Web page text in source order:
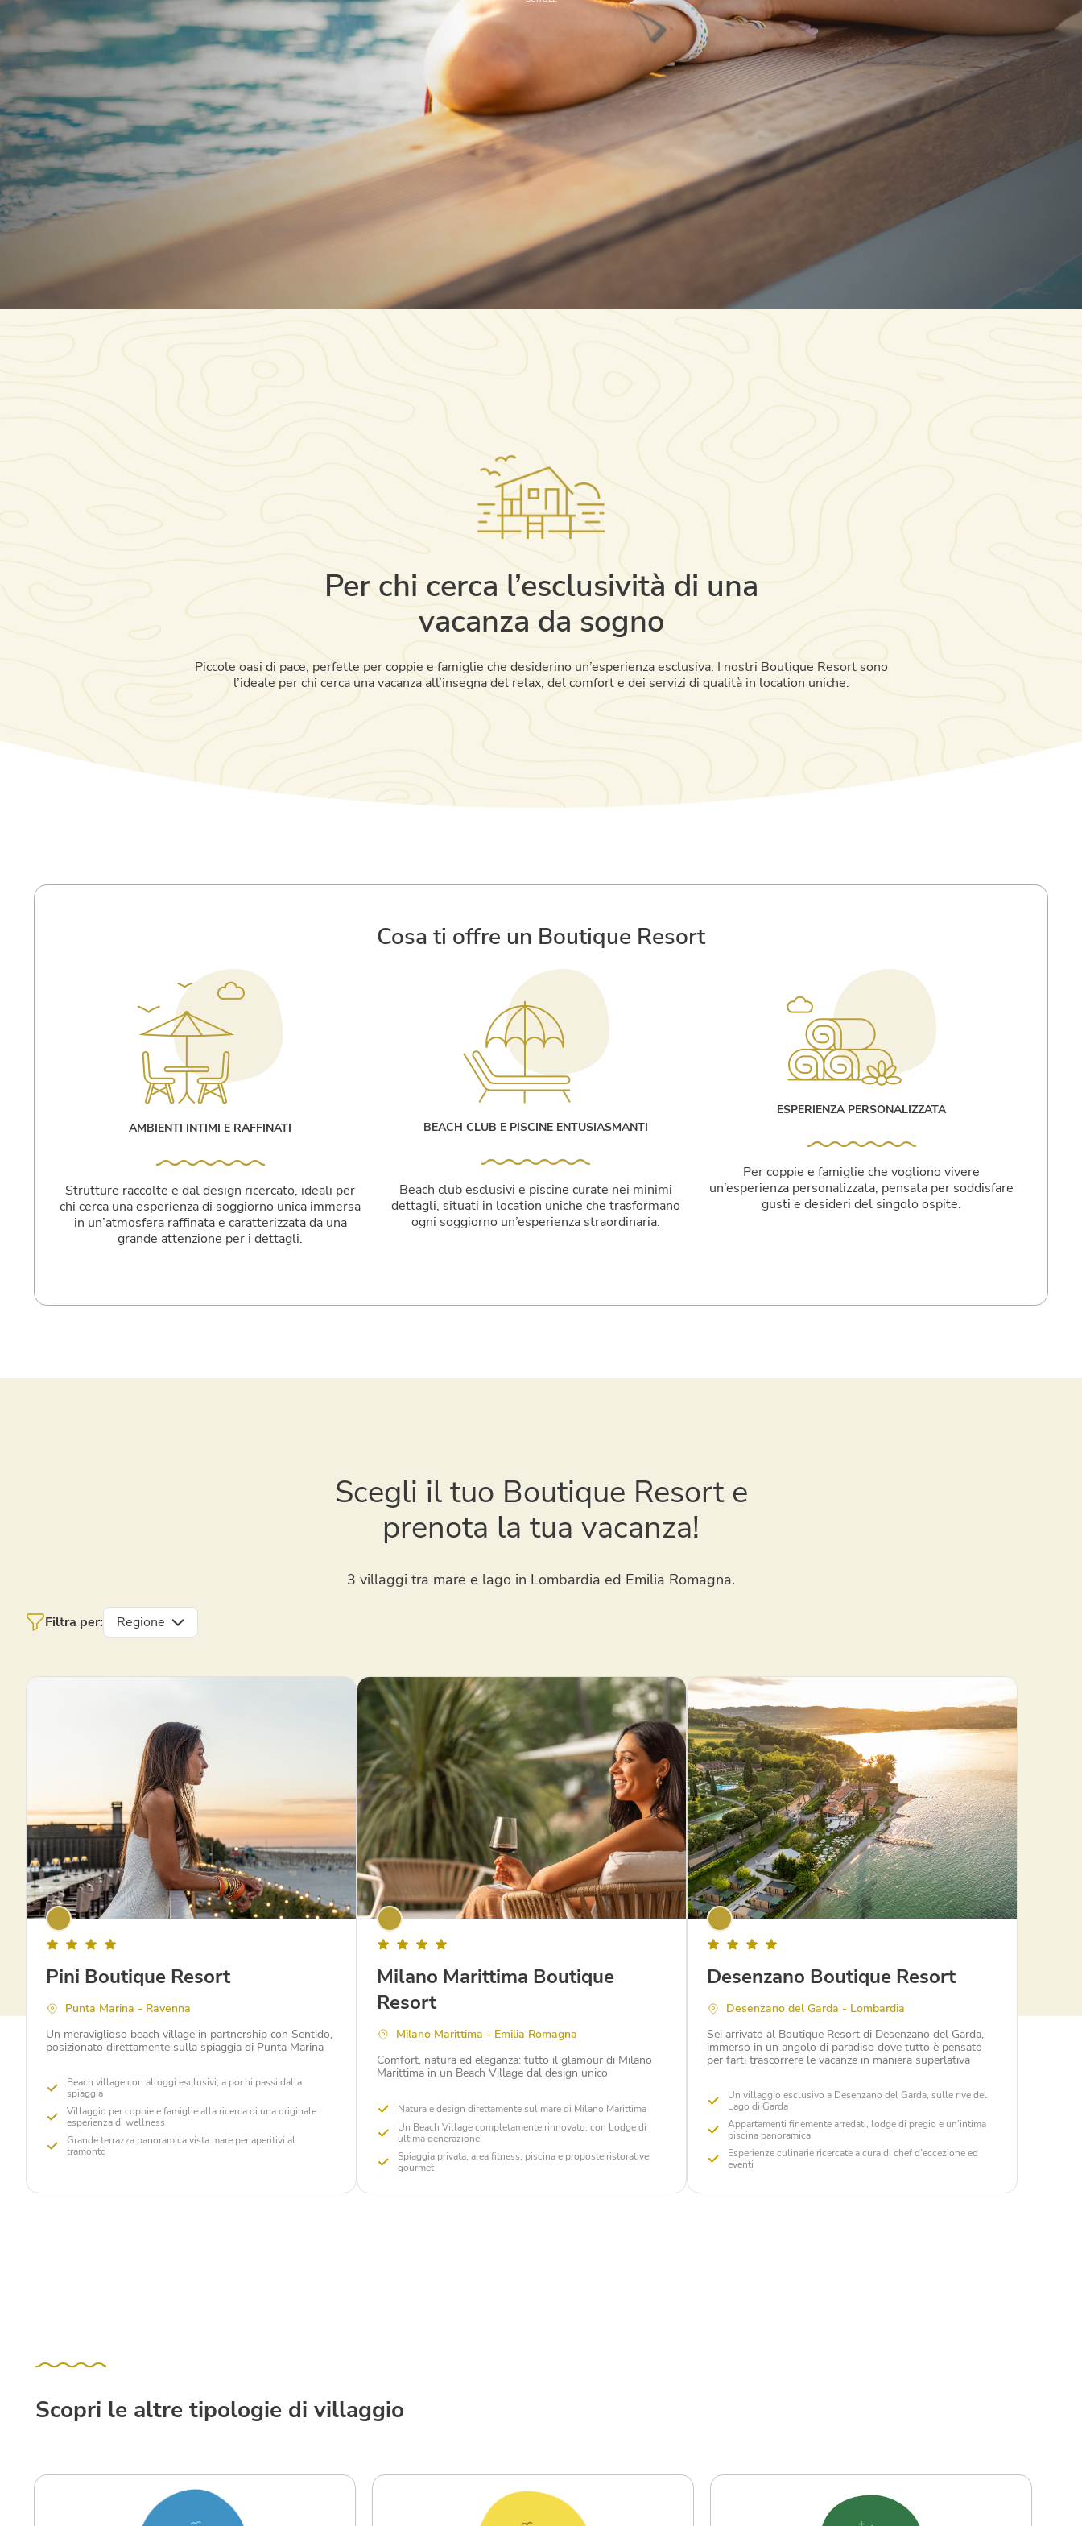
Per chi cerca l’esclusività di una
vacanza da sogno
Piccole oasi di pace, perfette per coppie e famiglie che desiderino un’esperienza esclusiva. I nostri Boutique Resort sono
l’ideale per chi cerca una vacanza all’insegna del relax, del comfort e dei servizi di qualità in location uniche.
Cosa ti offre un Boutique Resort
AMBIENTI INTIMI E RAFFINATI
Strutture raccolte e dal design ricercato, ideali per
chi cerca una esperienza di soggiorno unica immersa
in un’atmosfera raffinata e caratterizzata da una
grande attenzione per i dettagli.
BEACH CLUB E PISCINE ENTUSIASMANTI
Beach club esclusivi e piscine curate nei minimi
dettagli, situati in location uniche che trasformano
ogni soggiorno un’esperienza straordinaria.
ESPERIENZA PERSONALIZZATA
Per coppie e famiglie che vogliono vivere
un’esperienza personalizzata, pensata per soddisfare
gusti e desideri del singolo ospite.
Scegli il tuo Boutique Resort e
prenota la tua vacanza!
3 villaggi tra mare e lago in Lombardia ed Emilia Romagna.
Filtra per: Regione
Pini Boutique Resort
Punta Marina - Ravenna
Un meraviglioso beach village in partnership con Sentido,
posizionato direttamente sulla spiaggia di Punta Marina
Beach village con alloggi esclusivi, a pochi passi dalla
spiaggia
Villaggio per coppie e famiglie alla ricerca di una originale
esperienza di wellness
Grande terrazza panoramica vista mare per aperitivi al
tramonto
Milano Marittima Boutique
Resort
Milano Marittima - Emilia Romagna
Comfort, natura ed eleganza: tutto il glamour di Milano
Marittima in un Beach Village dal design unico
Natura e design direttamente sul mare di Milano Marittima
Un Beach Village completamente rinnovato, con Lodge di
ultima generazione
Spiaggia privata, area fitness, piscina e proposte ristorative
gourmet
Desenzano Boutique Resort
Desenzano del Garda - Lombardia
Sei arrivato al Boutique Resort di Desenzano del Garda,
immerso in un angolo di paradiso dove tutto è pensato
per farti trascorrere le vacanze in maniera superlativa
Un villaggio esclusivo a Desenzano del Garda, sulle rive del
Lago di Garda
Appartamenti finemente arredati, lodge di pregio e un’intima
piscina panoramica
Esperienze culinarie ricercate a cura di chef d’eccezione ed
eventi
Scopri le altre tipologie di villaggio